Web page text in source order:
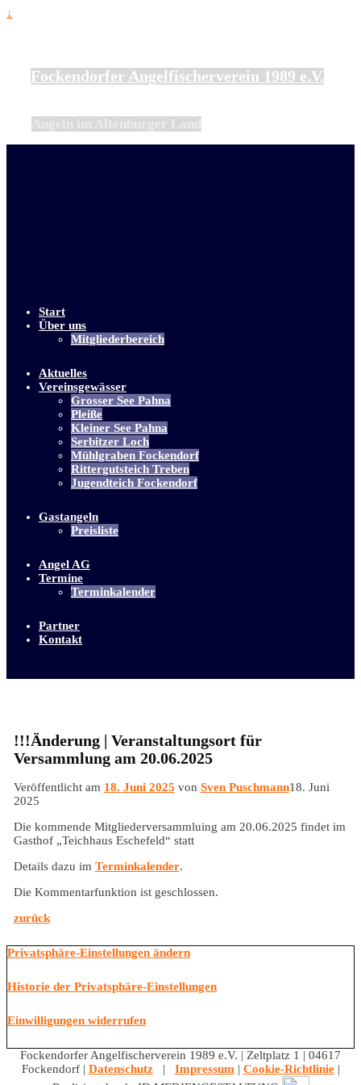
↓
Fockendorfer Angelfischerverein 1989 e.V.
Start
Über uns
Mitgliederbereich
Aktuelles
Vereinsgewässer
Grosser See Pahna
Pleiße
Kleiner See Pahna
Serbitzer Loch
Mühlgraben Fockendorf
Rittergutsteich Treben
Jugendteich Fockendorf
Gastangeln
Preisliste
Angel AG
Termine
Terminkalender
Partner
Kontakt
!!!Änderung | Veranstaltungsort für
Versammlung am 20.06.2025
Veröffentlicht am 18. Juni 2025 von Sven Puschmann18. Juni
2025
Die kommende Mitgliederversammluing am 20.06.2025 findet im
Gasthof „Teichhaus Eschefeld“ statt
Details dazu im Terminkalender.
Die Kommentarfunktion ist geschlossen.
zurück
Privatsphäre-Einstellungen ändern
Historie der Privatsphäre-Einstellungen
Einwilligungen widerrufen
Fockendorfer Angelfischerverein 1989 e.V. | Zeltplatz 1 | 04617
Fockendorf | Datenschutz| Impressum| Cookie-Richtlinie|